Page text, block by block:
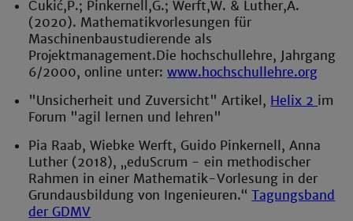
Čukić,P.; Pinkernell,G.;Werft,W. & Luther,A.
(2020). Mathematikvorlesungen für
Maschinenbaustudierende als
Projektmanagement.Die hochschullehre, Jahrgang
6/2000,online unter:www.hochschullehre.org
"Unsicherheit und Zuversicht" Artikel, Helix 2 im
Forum "agil lernen und lehren"
Pia Raab, Wiebke Werft, Guido Pinkernell, Anna
Luther (2018), „eduScrum - ein methodischer
Rahmen in einer Mathematik-Vorlesung in der
Grundausbildung von Ingenieuren.“Tagungsband
der GDMV